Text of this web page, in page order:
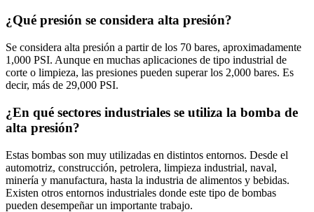
¿Qué presión se considera alta presión?
Se considera alta presión a partir de los 70 bares, aproximadamente
1,000 PSI. Aunque en muchas aplicaciones de tipo industrial de
corte o limpieza, las presiones pueden superar los 2,000 bares. Es
decir, más de 29,000 PSI.
¿En qué sectores industriales se utiliza la bomba de
alta presión?
Estas bombas son muy utilizadas en distintos entornos. Desde el
automotriz, construcción, petrolera, limpieza industrial, naval,
minería y manufactura, hasta la industria de alimentos y bebidas.
Existen otros entornos industriales donde este tipo de bombas
pueden desempeñar un importante trabajo.